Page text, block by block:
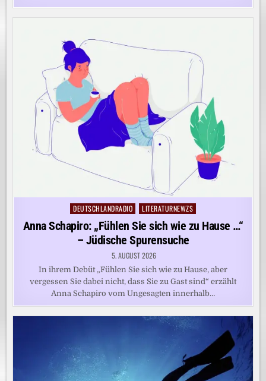
Posted
DEUTSCHLANDRADIO LITERATURNEWZS
Anna Schapiro: „Fühlen Sie sich wie zu Hause …“
– Jüdische Spurensuche
5. AUGUST 2026
In ihrem Debüt „Fühlen Sie sich wie zu Hause, aber
vergessen Sie dabei nicht, dass Sie zu Gast sind“ erzählt
Anna Schapiro vom Ungesagten innerhalb…